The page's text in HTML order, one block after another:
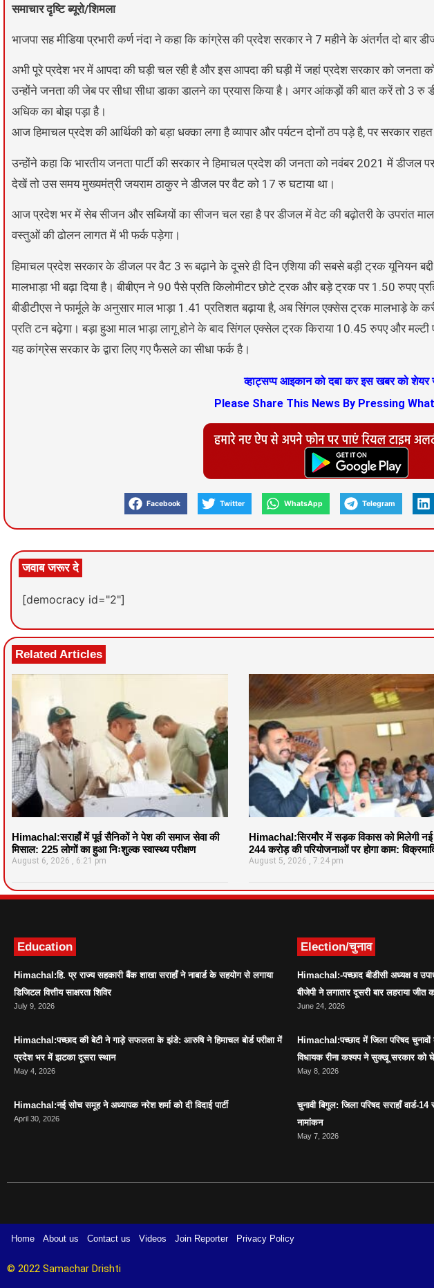
समाचार दृष्टि ब्यूरो/शिमला
भाजपा सह मीडिया प्रभारी कर्ण नंदा ने कहा कि कांग्रेस की प्रदेश सरकार ने 7 महीने के अंतर्गत दो बार
अभी पूरे प्रदेश भर में आपदा की घड़ी चल रही है और इस आपदा की घड़ी में जहां प्रदेश सरकार को जनता को
उन्होंने जनता की जेब पर सीधा सीधा डाका डालने का प्रयास किया है। अगर आंकड़ों की बात करें तो 3
अधिक का बोझ पड़ा है।
आज हिमाचल प्रदेश की आर्थिकी को बड़ा धक्का लगा है व्यापार और पर्यटन दोनों ठप पड़े है, पर सरकार
उन्होंने कहा कि भारतीय जनता पार्टी की सरकार ने हिमाचल प्रदेश की जनता को नवंबर 2021 में
देखें तो उस समय मुख्यमंत्री जयराम ठाकुर ने डीजल पर वैट को 17 रु घटाया था।
आज प्रदेश भर में सेब सीजन और सब्जियों का सीजन चल रहा है पर डीजल में वेट की बढ़ोतरी के उपरांत
वस्तुओं की ढोलन लागत में भी फर्क पड़ेगा।
हिमाचल प्रदेश सरकार के डीजल पर वैट 3 रू बढ़ाने के दूसरे ही दिन एशिया की सबसे बड़ी ट्रक यूनियन
मालभाड़ा भी बढ़ा दिया है। बीबीएन ने 90 पैसे प्रति किलोमीटर छोटे ट्रक और बड़े ट्रक पर 1.50 रुपए
बीडीटीएस ने फार्मूले के अनुसार माल भाड़ा 1.41 प्रतिशत बढ़ाया है, अब सिंगल एक्सेस ट्रक मालभाड़े के
प्रति टन बढ़ेगा। बड़ा हुआ माल भाड़ा लागू होने के बाद सिंगल एक्सेल ट्रक किराया 10.45 रुपए और
यह कांग्रेस सरकार के द्वारा लिए गए फैसले का सीधा फर्क है।
व्हाट्सप्प आइकान को दबा कर इस खबर को
Please Share This News By Pressing
Facebook Twitter WhatsApp Telegram
जवाब जरूर दे
[democracy id="2"]
Related Articles
Himachal:सराहाँ में पूर्व सैनिकों ने पेश की समाज सेवा की
मिसाल: 225 लोगों का हुआ निःशुल्क स्वास्थ्य परीक्षण
August 6, 2026 6:21 pm
Himachal:सिरमौर में सड़क विकास को मिलेगी नई
244 करोड़ की परियोजनाओं पर होगा काम:
August 5, 2026 7:24 pm
Education
Himachal:हि. प्र राज्य सहकारी बैंक शाखा सराहाँ ने नाबार्ड के सहयोग से लगाया
डिजिटल वित्तीय साक्षरता शिविर
July 9, 2026
Himachal:पच्छाद की बेटी ने गाड़े सफलता के झंडे: आरुषि ने हिमाचल बोर्ड परीक्षा में
प्रदेश भर में झटका दूसरा स्थान
May 4, 2026
Himachal:नई सोच समूह ने अध्यापक नरेश शर्मा को दी विदाई पार्टी
April 30, 2026
Election/चुनाव
Himachal:-पच्छाद बीडीसी अध्यक्ष व
बीजेपी ने लगातार दूसरी बार लहराया जीत
June 24, 2026
Himachal:पच्छाद में जिला परिषद
विधायक रीना कश्यप ने सुक्खू सरकार को
May 8, 2026
चुनावी बिगुल: जिला परिषद सराहाँ
नामांकन
May 7, 2026
Home About us Contact us Videos Join Reporter Privacy Policy
© 2022 Samachar Drishti